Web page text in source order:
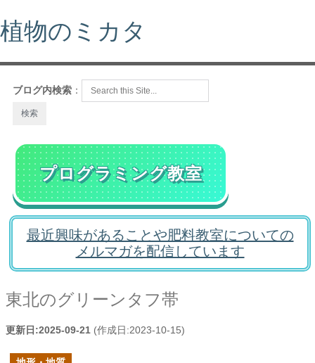
植物のミカタ
ブログ内検索 ：
プログラミング教室
最近興味があることや肥料教室についての
メルマガを配信しています
東北のグリーンタフ帯
更新日:2025-09-21 (作成日:2023-10-15)